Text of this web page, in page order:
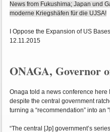
News from Fukushima; Japan und
moderne Kriegshäfen für die UJSA!
I Oppose the Expansion of US
12.11.2015
ONAGA, Governor
Onaga told a news conference here
despite the central government
turning a “recommendation” into an
“The central [Jp] government’s